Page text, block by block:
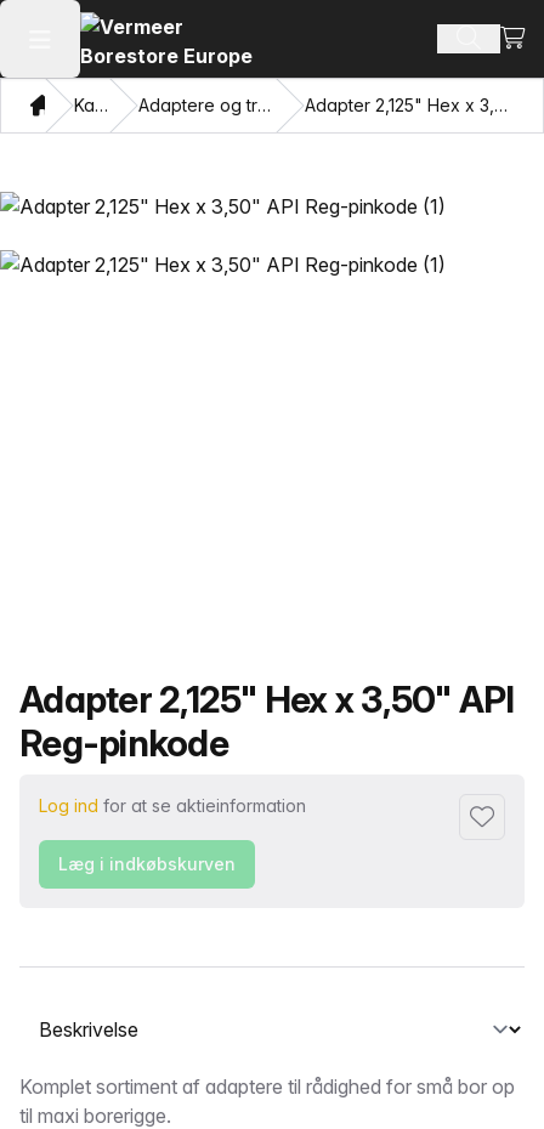
Åbn hovedmenuen SøgSe
HjemKatalog Adaptere og trækkende øjne Adapter 2,125" Hex x 3,50" API Reg-pinkode
Produktnavn
Adapter 2,125" Hex x 3,50" API
Reg-pinkode
Log ind for at se aktieinformation
Føj til
Læg i indkøbskurven
Vælg en fane
Beskrivelse
Komplet sortiment af adaptere til rådighed for små bor op
til maxi borerigge.